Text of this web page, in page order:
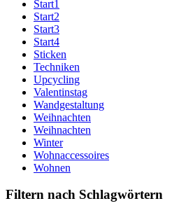
Start1
Start2
Start3
Start4
Sticken
Techniken
Upcycling
Valentinstag
Wandgestaltung
Weihnachten
Weihnachten
Winter
Wohnaccessoires
Wohnen
Filtern nach Schlagwörtern